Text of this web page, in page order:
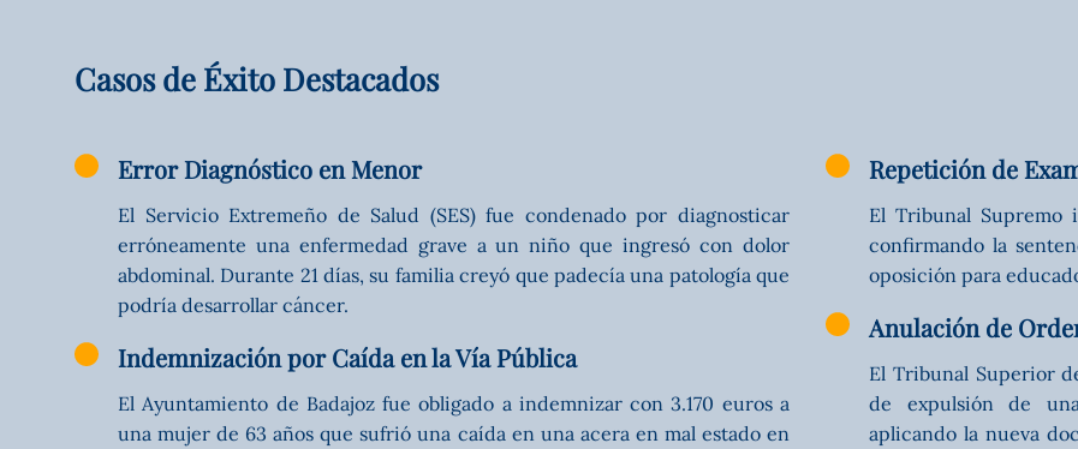
Casos de Éxito Destacados
Error Diagnóstico en Menor
El Servicio Extremeño de Salud (SES) fue condenado por diagnosticar
erróneamente una enfermedad grave a un niño que ingresó con dolor
abdominal. Durante 21 días, su familia creyó que padecía una patología que
podría desarrollar cáncer.
Indemnización por Caída en la Vía Pública
El Ayuntamiento de Badajoz fue obligado a indemnizar con 3.170 euros a
una mujer de 63 años que sufrió una caída en una acera en mal estado en
Repetición de
El Tribunal Supremo
confirmando la
oposición para
Anulación de
El Tribunal Superior
de expulsión de
aplicando la nueva